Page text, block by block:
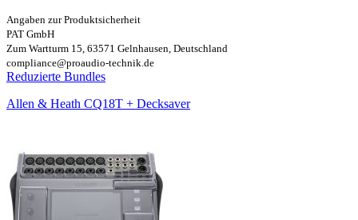
Angaben zur Produktsicherheit
PAT GmbH
Zum Wartturm 15, 63571 Gelnhausen, Deutschland
compliance@proaudio-technik.de
Reduzierte Bundles
Allen & Heath CQ18T + Decksaver